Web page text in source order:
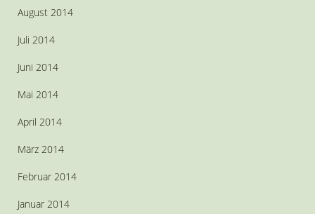
August 2014
Juli 2014
Juni 2014
Mai 2014
April 2014
März 2014
Februar 2014
Januar 2014